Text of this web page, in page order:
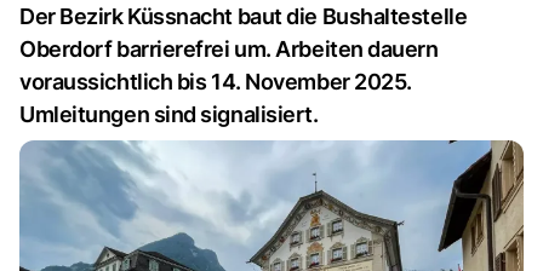
Der Bezirk Küssnacht baut die Bushaltestelle
Oberdorf barrierefrei um. Arbeiten dauern
voraussichtlich bis 14. November 2025.
Umleitungen sind signalisiert.